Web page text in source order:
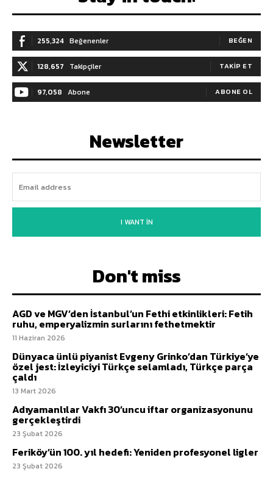
255,324 Beğenenler BEĞEN
128,657 Takipçiler TAKIP ET
97,058 Abone ABONE OL
Newsletter
I WANT IN
Don't miss
AGD ve MGV’den İstanbul’un Fethi etkinlikleri: Fetih
ruhu, emperyalizmin surlarını fethetmektir
11 Haziran 2026
Dünyaca ünlü piyanist Evgeny Grinko’dan Türkiye’ye
özel jest: İzleyiciyi Türkçe selamladı, Türkçe parça
çaldı
13 Mart 2026
Adıyamanlılar Vakfı 30’uncu iftar organizasyonunu
gerçekleştirdi
23 Şubat 2026
Feriköy’ün 100. yıl hedefi: Yeniden profesyonel ligler
23 Şubat 2026